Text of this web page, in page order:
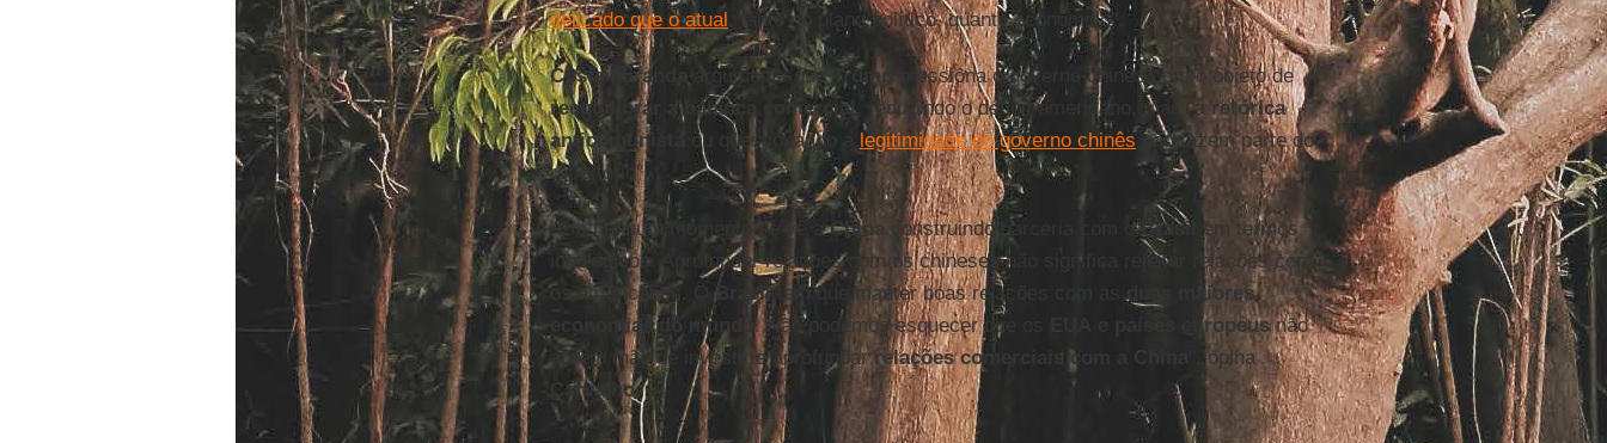
delicado que o atual , tanto no plano político, quanto econômico".
Costa Miranda argumenta que Trump
pressiona o governo chinês com o objeto de
reequilibrar a balança comercial, reduzindo o déficit americano, mas "a retórica
anticomunista
ou questionando a legitimidade do governo chinêsnão fazem parte do
repertório".
"Em nenhum momento se vê aChinaconstruindo parceria com oBrasil em termos
ideológicos. Aprofundar relações com os chineses não significa rejeitar relações com
os americanos. OBrasiltem que manter boas relações com as duas maiores
economias do mundo . Não podemos esquecer que os e países europeusnão
abrem mão de investir e aprofundarrelações comerciais com a China
", opina
Carvalho.